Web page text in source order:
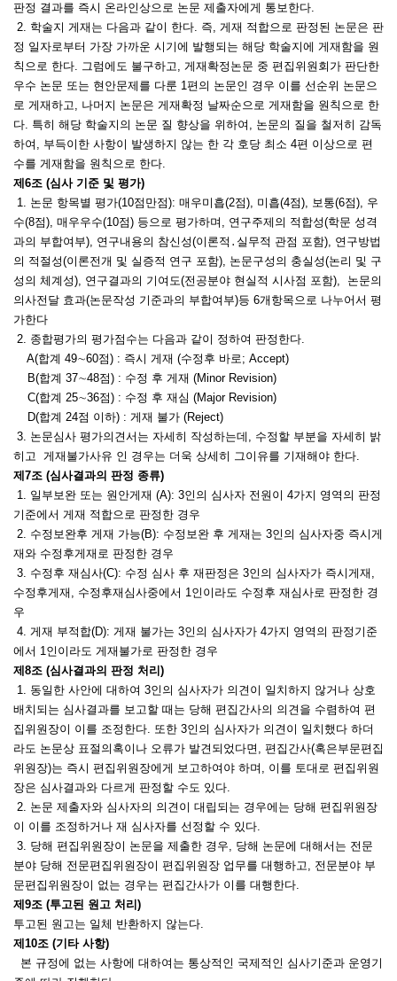
판정 결과를 즉시 온라인상으로 논문 제출자에게 통보한다.
2. 학술지 게재는 다음과 같이 한다. 즉, 게재 적합으로 판정된 논문은 판
정 일자로부터 가장 가까운 시기에 발행되는 해당 학술지에 게재함을 원
칙으로 한다. 그럼에도 불구하고, 게재확정논문 중 편집위원회가 판단한
우수 논문 또는 현안문제를 다룬 1편의 논문인 경우 이를 선순위 논문으
로 게재하고, 나머지 논문은 게재확정 날짜순으로 게재함을 원칙으로 한
다. 특히 해당 학술지의 논문 질 향상을 위하여, 논문의 질을 철저히 감독
하여, 부득이한 사항이 발생하지 않는 한 각 호당 최소 4편 이상으로 편
수를 게재함을 원칙으로 한다.
제6조 (심사 기준 및 평가)
1. 논문 항목별 평가(10점만점): 매우미흡(2점), 미흡(4점), 보통(6점), 우
수(8점), 매우우수(10점) 등으로 평가하며, 연구주제의 적합성(학문 성격
과의 부합여부), 연구내용의 참신성(이론적․실무적 관점 포함), 연구방법
의 적절성(이론전개 및 실증적 연구 포함), 논문구성의 충실성(논리 및 구
성의 체계성), 연구결과의 기여도(전공분야 현실적 시사점 포함),
논문의
의사전달 효과(논문작성 기준과의 부합여부)등 6개항목으로 나누어서 평
가한다
2. 종합평가의 평가점수는 다음과 같이 정하여 판정한다.
A(합계 49∼60점) : 즉시 게재 (수정후 바로; Accept)
B(합계 37∼48점) : 수정 후 게재 (Minor Revision)
C(합계 25∼36점) : 수정 후 재심 (Major Revision)
D(합계 24점 이하) : 게재 불가 (Reject)
3. 논문심사 평가의견서는 자세히 작성하는데, 수정할 부분을 자세히 밝
히고 게재불가사유 인 경우는 더욱 상세히 그이유를 기재해야 한다.
제7조 (심사결과의 판정 종류)
1. 일부보완 또는 원안게재 (A): 3인의 심사자 전원이 4가지 영역의 판정
기준에서 게재 적합으로 판정한 경우
2. 수정보완후 게재 가능(B): 수정보완 후 게재는 3인의 심사자중 즉시게
재와 수정후게재로 판정한 경우
3. 수정후 재심사(C): 수정 심사 후 재판정은 3인의 심사자가 즉시게재,
수정후게재, 수정후재심사중에서 1인이라도 수정후 재심사로 판정한 경
우
4. 게재 부적합(D): 게재 불가는 3인의 심사자가 4가지 영역의 판정기준
에서 1인이라도 게재불가로 판정한 경우
제8조 (심사결과의 판정 처리)
1. 동일한 사안에 대하여 3인의 심사자가 의견이 일치하지 않거나 상호
배치되는 심사결과를 보고할 때는 당해 편집간사의 의견을 수렴하여 편
집위원장이 이를 조정한다. 또한 3인의 심사자가 의견이 일치했다 하더
라도 논문상 표절의혹이나 오류가 발견되었다면, 편집간사(혹은부문편집
위원장)는 즉시 편집위원장에게 보고하여야 하며, 이를 토대로 편집위원
장은 심사결과와 다르게 판정할 수도 있다.
2. 논문 제출자와 심사자의 의견이 대립되는 경우에는 당해 편집위원장
이 이를 조정하거나 재 심사자를 선정할 수 있다.
3. 당해 편집위원장이 논문을 제출한 경우, 당해 논문에 대해서는 전문
분야 당해 전문편집위원장이 편집위원장 업무를 대행하고, 전문분야 부
문편집위원장이 없는 경우는 편집간사가 이를 대행한다.
제9조 (투고된 원고 처리)
투고된 원고는 일체 반환하지 않는다.
제10조 (기타 사항)
본 규정에 없는 사항에 대하여는 통상적인 국제적인 심사기준과 운영기